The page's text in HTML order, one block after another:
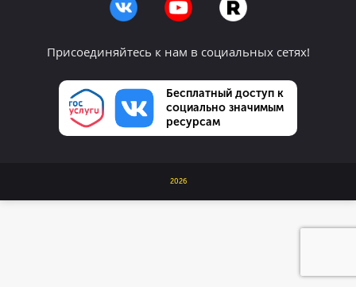
Присоединяйтесь к нам в социальных сетях!
Бесплатный доступ к
социально значимым
ресурсам
2026